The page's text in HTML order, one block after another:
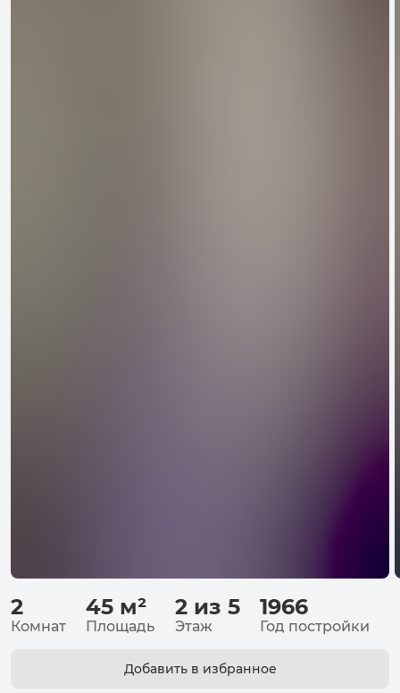
2
Комнат
45 м²
Площадь
2 из 5
Этаж
1966
Год постройки
Добавить в избранное